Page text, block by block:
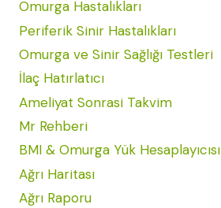
Omurga Hastalıkları
Periferik Sinir Hastalıkları
Omurga ve Sinir Sağlığı Testleri
İlaç Hatırlatıcı
Ameliyat Sonrasi Takvim
Mr Rehberi
BMI & Omurga Yük Hesaplayıcısı
Ağrı Haritası
Ağrı Raporu